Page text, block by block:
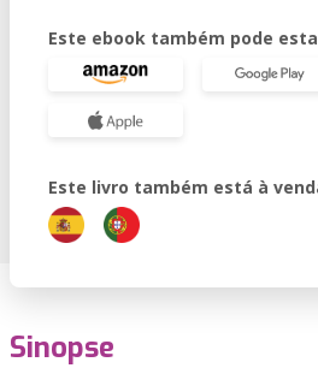
Este ebook também pode
Este livro também está à
Sinopse